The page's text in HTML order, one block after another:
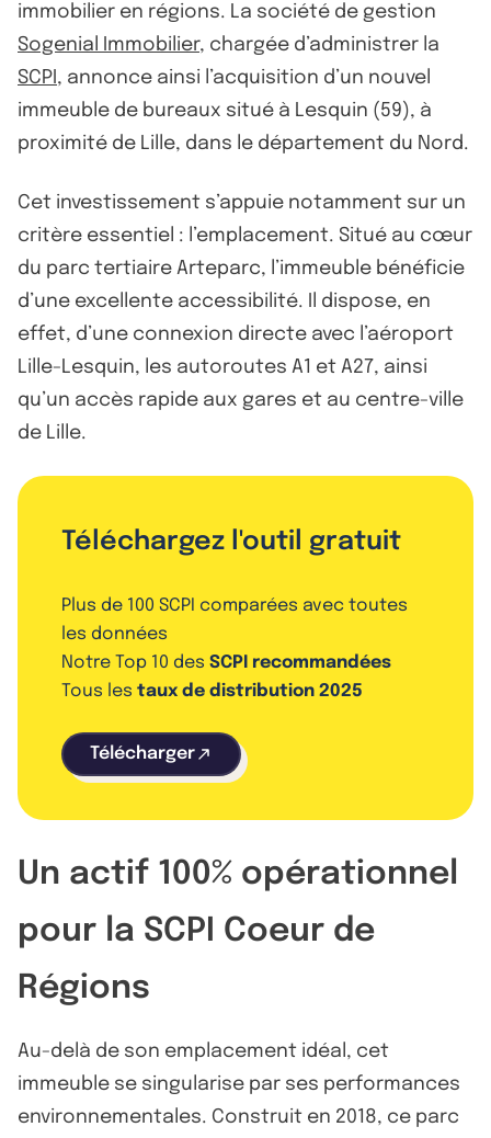
immobilier en régions. La société de gestion
Sogenial Immobilier, chargée d’administrer la
SCPI , annonce ainsi l’acquisition d’un nouvel
immeuble de bureaux situé à Lesquin (59), à
proximité de Lille, dans le département du Nord.
Cet investissement s’appuie notamment sur un
critère essentiel : l’emplacement. Situé au cœur
du parc tertiaire Arteparc, l’immeuble bénéficie
d’une excellente accessibilité. Il dispose, en
effet, d’une connexion directe avec l’aéroport
Lille-Lesquin, les autoroutes A1 et A27, ainsi
qu’un accès rapide aux gares et au centre-ville
de Lille.
Téléchargez l'outil gratuit
Plus de 100 SCPI comparées avec toutes
les données
Notre Top 10 des SCPI recommandées
Tous les taux de distribution 2025
Télécharger
Un actif 100% opérationnel
pour la SCPI Coeur de
Régions
Au-delà de son emplacement idéal, cet
immeuble se singularise par ses performances
environnementales. Construit en 2018, ce parc